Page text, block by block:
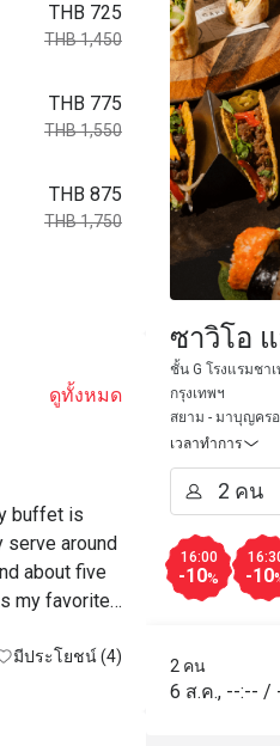
THB 725
THB 1,450
THB 775
THB 1,550
THB 875
THB 1,750
ดูทั้งหมด
buffet is
serve around
about five
my favorite!
soup
pickled
มีประโยชน์ (4)
P
ราคาสมเหตุสม
บริการแบบมืออ
ซาวิโอ
ชั้น G โรงแรมชา
กรุงเทพฯ
สยาม - มาบุญคร
เวลาทำการ
16:00
-10% -10
2 คน
6 ส.ค., --:-- /